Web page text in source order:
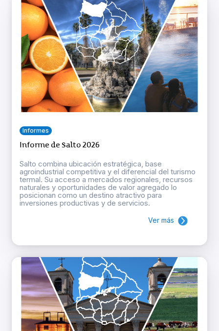
Informes
Informe de Salto 2026
Salto combina ubicación estratégica, base
agroindustrial competitiva y el diferencial del turismo
termal. Su acceso a mercados regionales, recursos
naturales y oportunidades de valor agregado lo
posicionan como un destino atractivo para
inversiones productivas y de servicios.
Ver más